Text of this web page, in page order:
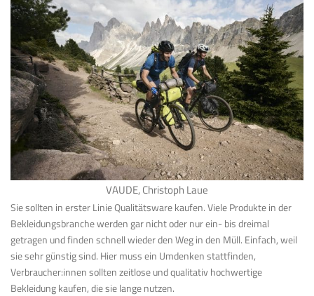
VAUDE, Christoph Laue
Sie sollten in erster Linie Qualitätsware kaufen. Viele Produkte in der
Bekleidungsbranche werden gar nicht oder nur ein- bis dreimal
getragen und finden schnell wieder den Weg in den Müll. Einfach, weil
sie sehr günstig sind. Hier muss ein Umdenken stattfinden,
Verbraucher:innen sollten zeitlose und qualitativ hochwertige
Bekleidung kaufen, die sie lange nutzen.